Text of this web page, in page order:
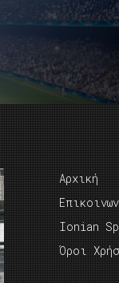
Αρχική
Ionian
Όροι